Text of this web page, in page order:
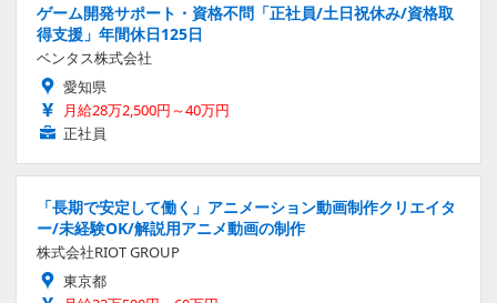
ゲーム開発サポート・資格不問「正社員/土日祝休み/資格取
得支援」年間休日125日
ベンタス株式会社
愛知県
月給28万2,500円～40万円
正社員
「長期で安定して働く」アニメーション動画制作クリエイタ
ー/未経験OK/解説用アニメ動画の制作
株式会社RIOT GROUP
東京都